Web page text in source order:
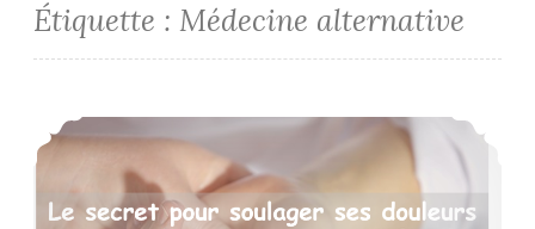
Étiquette : Médecine alternative
Une technique coréenne pour soulager rapidement et facilement ses douleurs, améliorer son bien-être et prévenir les problèmes de santé